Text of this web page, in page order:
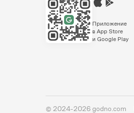
Приложение
в App Store
и Google Play
© 2024-2026 godno.com